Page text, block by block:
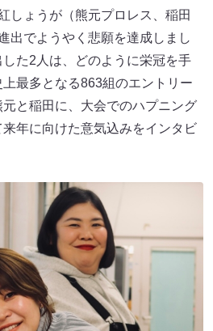
しょうが（熊元プロレス、稲田
出でようやく悲願を達成しまし
た2人は、どのように栄冠を手
最多となる863組のエントリー
と稲田に、大会でのハプニング
年に向けた意気込みをインタビ